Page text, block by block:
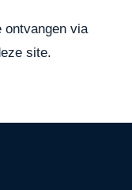
ontvangen via
site.